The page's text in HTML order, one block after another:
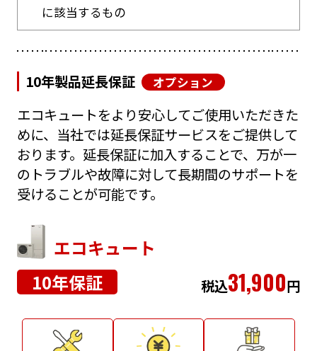
に該当するもの
10年製品延長保証 オプション
エコキュートをより安心してご使用いただきた
めに、当社では延長保証サービスをご提供して
おります。延長保証に加入することで、万が一
のトラブルや故障に対して長期間のサポートを
受けることが可能です。
エコキュート
10年保証
税込31,900円